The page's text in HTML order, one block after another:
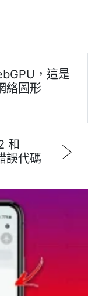
，這是
絡圖形
和
誤代碼